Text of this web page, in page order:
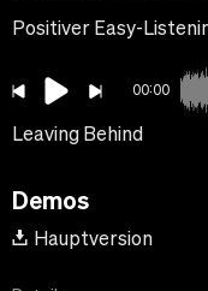
Positiver Easy-
00:00
Leaving Behind
Demos
Hauptversion